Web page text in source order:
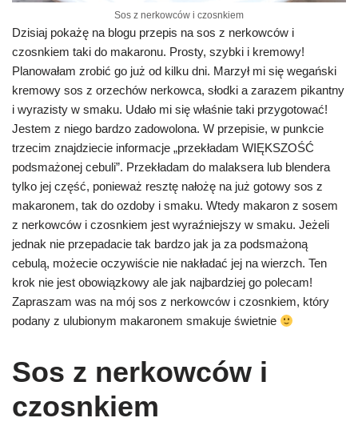
Sos z nerkowców i czosnkiem
Dzisiaj pokażę na blogu przepis na sos z nerkowców i
czosnkiem taki do makaronu. Prosty, szybki i kremowy!
Planowałam zrobić go już od kilku dni. Marzył mi się wegański
kremowy sos z orzechów nerkowca, słodki a zarazem pikantny
i wyrazisty w smaku. Udało mi się właśnie taki przygotować!
Jestem z niego bardzo zadowolona. W przepisie, w punkcie
trzecim znajdziecie informacje „przekładam WIĘKSZOŚĆ
podsmażonej cebuli”. Przekładam do malaksera lub blendera
tylko jej część, ponieważ resztę nałożę na już gotowy sos z
makaronem, tak do ozdoby i smaku. Wtedy makaron z sosem
z nerkowców i czosnkiem jest wyraźniejszy w smaku. Jeżeli
jednak nie przepadacie tak bardzo jak ja za podsmażoną
cebulą, możecie oczywiście nie nakładać jej na wierzch. Ten
krok nie jest obowiązkowy ale jak najbardziej go polecam!
Zapraszam was na mój sos z nerkowców i czosnkiem, który
podany z ulubionym makaronem smakuje świetnie
Sos z nerkowców i
czosnkiem